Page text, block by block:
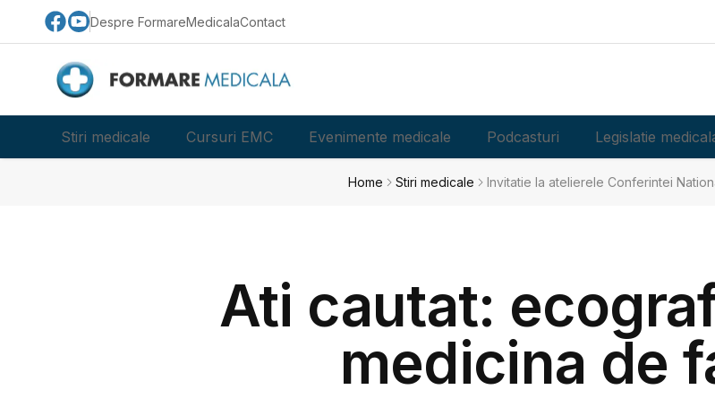
Despre FormareMedicalaContact
Stiri medicale Cursuri EMC Evenimente medicale Podcasturi Legislatie
Home Stiri medicale Invitatie la atelierele Conferintei
Ati cautat:
medicina de